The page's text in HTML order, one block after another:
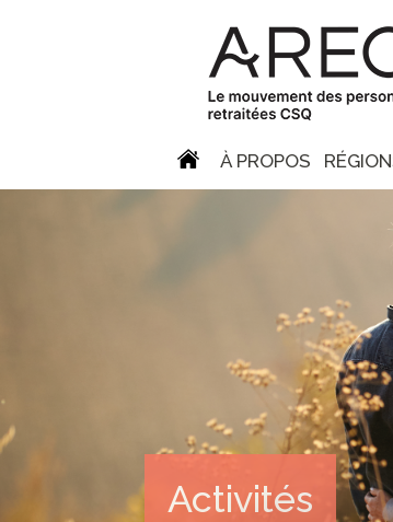
À PROPOS
Activités